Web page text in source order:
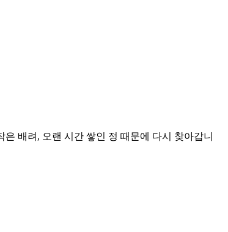
배려, 오랜 시간 쌓인 정 때문에 다시 찾아갑니